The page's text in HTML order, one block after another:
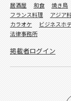
居酒屋 和食 焼き鳥
フランス料理
アジア
カラオケ
ビジネスホ
法律事務所
掲載者ログイン